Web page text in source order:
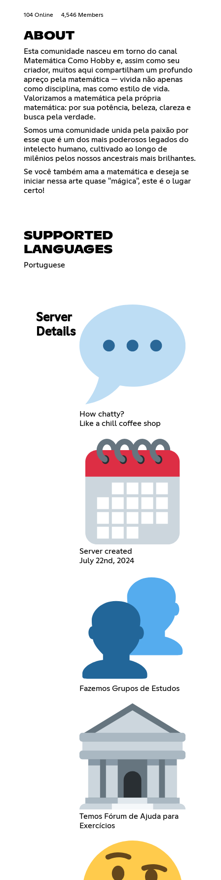
104 Online 4,546 Members
ABOUT
Esta comunidade nasceu em torno do canal
Matemática Como Hobby e, assim como seu
criador, muitos aqui compartilham um profundo
apreço pela matemática — vivida não apenas
como disciplina, mas como estilo de vida.
Valorizamos a matemática pela própria
matemática: por sua potência, beleza, clareza e
busca pela verdade.
Somos uma comunidade unida pela paixão por
esse que é um dos mais poderosos legados do
intelecto humano, cultivado ao longo de
milênios pelos nossos ancestrais mais brilhantes.
Se você também ama a matemática e deseja se
iniciar nessa arte quase "mágica", este é o lugar
certo!
SUPPORTED
LANGUAGES
Portuguese
Server
Details
How chatty?
Like a chill coffee shop
Server created
July 22nd, 2024
Fazemos Grupos de Estudos
Temos Fórum de Ajuda para
Exercícios